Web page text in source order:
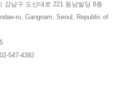
강남구 도산대로 221 동남빌딩 8층
ro, Gangnam, Seoul, Republic of
547-4392